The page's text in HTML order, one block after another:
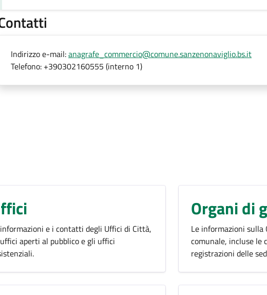
Indirizzo e-mail:anagrafe_commercio@comune.sanzenonaviglio.bs.it
Telefono: +390302160555 (interno 1)
e i contatti degli Uffici di Città,
aperti al pubblico e gli uffici
Organi di
Le informazioni sulla
comunale, incluse le
registrazioni delle